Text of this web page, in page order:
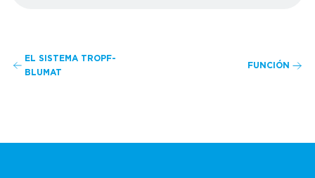
EL SISTEMA TROPF-
BLUMAT
FUNCIÓN